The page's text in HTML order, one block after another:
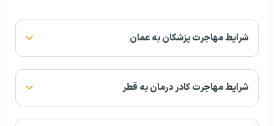
شرایط مهاجرت پزشکان به عمان
شرایط مهاجرت کادر درمان به قطر